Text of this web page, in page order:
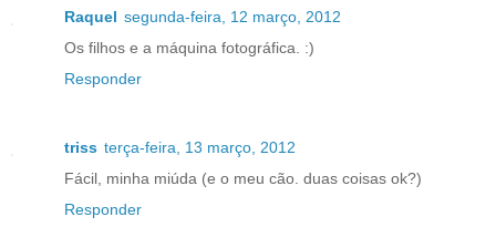
Raquel segunda-feira, 12 março, 2012
Os filhos e a máquina fotográfica. :)
Responder
triss terça-feira, 13 março, 2012
Fácil, minha miúda (e o meu cão. duas coisas ok?)
Responder